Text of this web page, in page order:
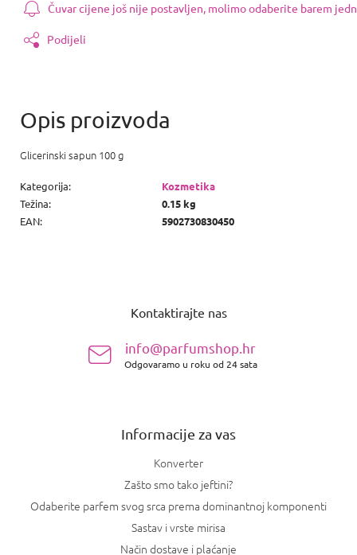
Čuvar cijene još nije postavljen, molimo odaberite barem
Podijeli
Glicerinski sapun 100 g
Kategorija:
Kozmetika
Težina:
0.15 kg
EAN: 5902730830450
Kontaktirajte nas
info@parfumshop.hr
Odgovaramo u roku od 24 sata
Informacije za vas
Konverter
Zašto smo tako jeftini?
Odaberite parfem svog srca prema dominantnoj komponenti
Sastav i vrste mirisa
Način dostave i plaćanje